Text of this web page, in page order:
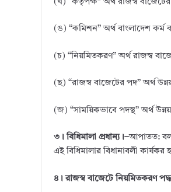
(ঘ) “কর্তৃপক্ষ” অর্থ রাজস্ব বাজেটের
(ঙ) “কমিশন” অর্থ বাংলাদেশ কর্ম
(চ) “নিয়মিতকরণ” অর্থ রাজস্ব
(ছ) “রাজস্ব বাজেটের পদ” অর্থ
(জ) “সাময়িকভাবে পদস্থ” অর্থ
৩। বিধিমালা প্রধান্য।–আপাতত:
এই বিধিমালার বিধানাবলী কার্যকর
৪। রাজস্ব বাজেটে নিয়মিতকরণ